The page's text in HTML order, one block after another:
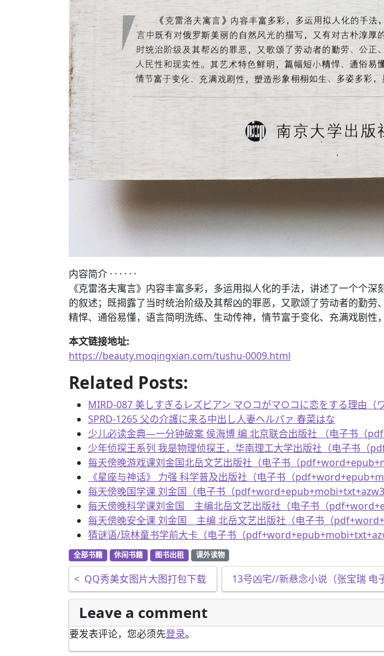
内容简介 · · · · · ·
《克雷洛夫寓言》内容丰富多彩，多运用拟人化的手法，讲述了一个个
的叙述；既揭露了当时统治阶级及其帮凶的罪恶，又歌颂了劳动者的勤
精悍、通俗易懂，语言简明洗练、生动传神，情节富于变化、充满戏剧性
本文链接地址:
https://beauty.moqingxian.com/tushu-0009.html
Related Posts:
MIRD-087 美しすぎるレズビアン マ○コがマ○コに恋をする理由（
SPRD-1265 父の介護に来る中出し人妻ヘルパァ 春菜はな
少儿必读金典—一分钟破案 侯海博 编 北京联合出版社 （电子书（
少年侦探王系列 我是物理侦探王，华南理工大学出版社（电子书（
每天傍晚游戏课刘金国北岳文艺出版社（电子书（
《星座与神话》 力强 科学普及出版社（电子书（
每天傍晚国学课 刘金国（电子书（
每天傍晚科学课刘金国 主编北岳文艺出版社（电子书（
每天傍晚安全课 刘金国 主编 北岳文艺出版社（电子书（
猜谜语/琼林童书学前大卡（电子书（
全部书籍 休闲书籍 图书出租 课外读物
文章导航
< QQ秀美女图片大图打包下载 13号凶宅//新悬念小说（张宝瑞
Leave a comment
要发表评论，您必须先登录。